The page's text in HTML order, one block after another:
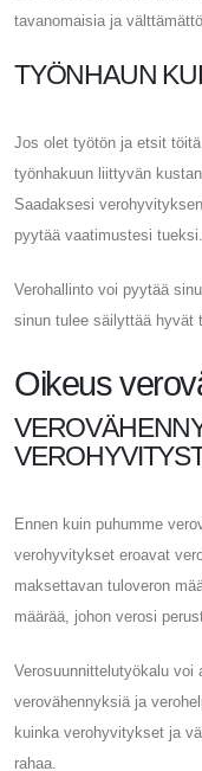
tavanomaisia ​​ja
TYÖNHAUN
Jos olet työtön ja etsit
työnhakuun liittyvän
Saadaksesi
pyytää vaatimustesi tueksi.
Verohallinto voi pyytää
sinun tulee säilyttää hyvät
Oikeus
Ennen kuin puhumme
verohyvitykset eroavat
maksettavan tuloveron
määrää, johon verosi
Verosuunnittelutyökalu
verovähennyksiä ja
kuinka verohyvitykset ja
rahaa.